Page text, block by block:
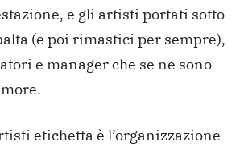
e gli artisti portati sotto
(e poi rimastici per sempre),
e manager che se ne sono
etichetta è l’organizzazione